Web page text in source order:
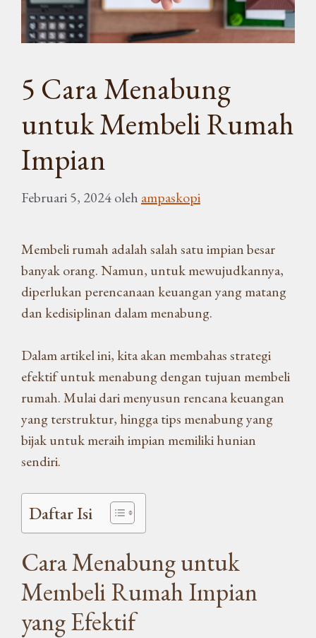
5 Cara Menabung
untuk Membeli Rumah
Impian
Februari 5, 2024oleh ampaskopi
Membeli rumah adalah salah satu impian besar
banyak orang. Namun, untuk mewujudkannya,
diperlukan perencanaan keuangan yang matang
dan kedisiplinan dalam menabung.
Dalam artikel ini, kita akan membahas strategi
efektif untuk menabung dengan tujuan membeli
rumah. Mulai dari menyusun rencana keuangan
yang terstruktur, hingga tips menabung yang
bijak untuk meraih impian memiliki hunian
sendiri.
Daftar Isi
Cara Menabung untuk
Membeli Rumah Impian
yang Efektif